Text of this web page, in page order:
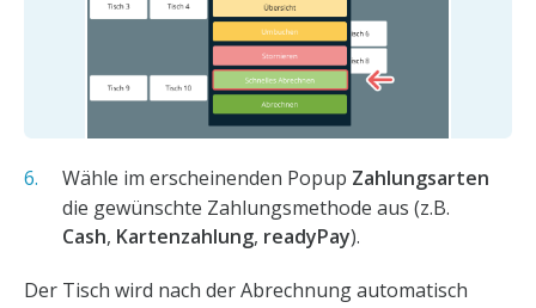
Wähle im erscheinenden Popup Zahlungsarten
die gewünschte Zahlungsmethode aus (z.B.
Cash, Kartenzahlung, readyPay).
Der Tisch wird nach der Abrechnung automatisch